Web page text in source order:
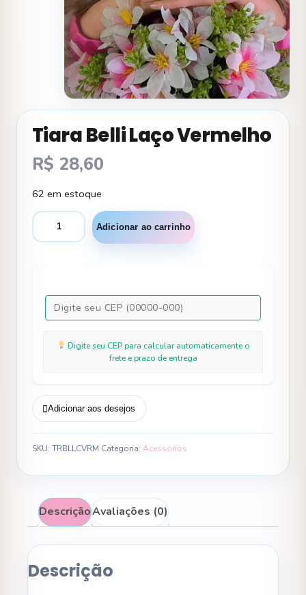
Tiara Belli Laço Vermelho
R$ 28,60
62 em estoque
Tiara
Belli
Adicionar ao carrinho
Digite seu CEP para calcular automaticamente o
frete e prazo de entrega
Adicionar aos desejos
SKU: TRBLLCVRM Categoria: Acessorios
DescriçãoAvaliações (0)
Descrição